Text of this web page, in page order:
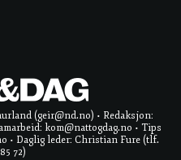
(geir@nd.no) • Redaksjon:
kom@nattogdag.no • Tips
• Daglig leder: Christian Fure (tlf.
72)